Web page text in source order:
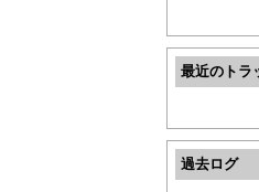
最近のトラ
過去ログ